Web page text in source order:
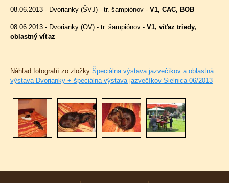
08.06.2013 - Dvorianky (ŠVJ) - tr. šampiónov - V1, CAC, BOB
08.06.2013 - Dvorianky (OV) - tr. šampiónov - V1, víťaz triedy,
oblastný víťaz
Náhľad fotografií zo zložky Špeciálna výstava jazvečíkov a oblastná
výstava Dvorianky + špeciálna výstava jazvečíkov Sielnica 06/2013